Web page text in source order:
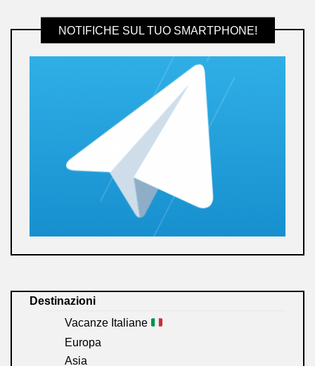
NOTIFICHE SUL TUO SMARTPHONE!
Destinazioni
Vacanze Italiane
Europa
Asia